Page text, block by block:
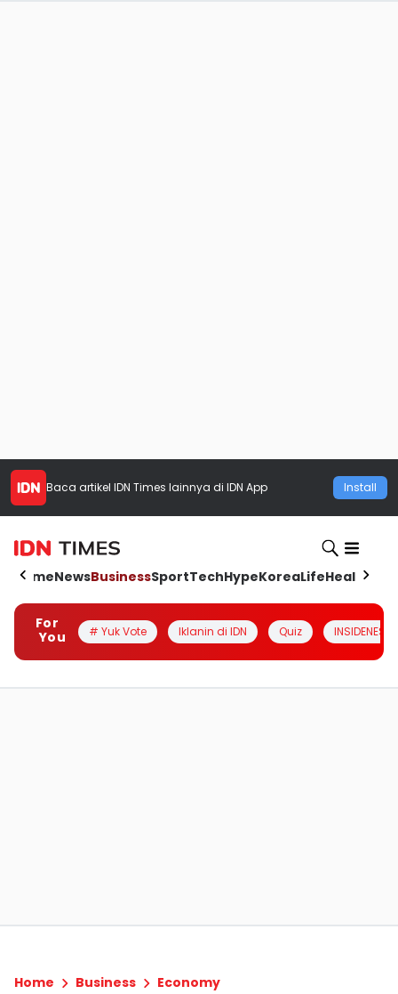
Baca artikel IDN Times lainnya di IDN App Install
HomeNewsBusinessSportTechHypeKoreaLifeHealth
For
You
# Yuk Vote Iklanin di IDN Quiz INSIDENESIA
Home Business Economy